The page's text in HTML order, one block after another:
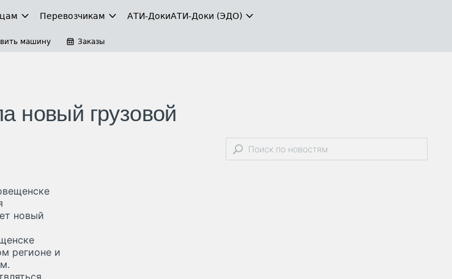
Перевозчикам АТИ-ДокиАТИ-Доки (ЭДО)
машину Заказы
новый грузовой
новый
регионе и